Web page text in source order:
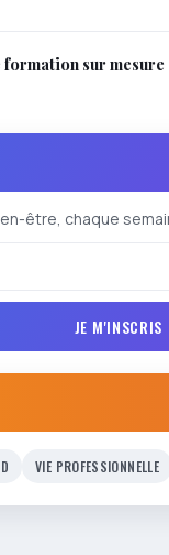
sur mesure
être, chaque
JE M'INSCRIS
VIE PROFESSIONNELLE